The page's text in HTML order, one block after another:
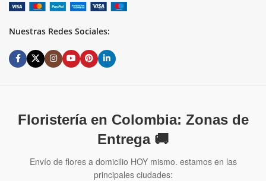
Nuestras Redes Sociales:
Floristería en Colombia: Zonas de
Entrega 🚚
Envío de flores a domicilio HOY mismo. estamos en las
principales ciudades: